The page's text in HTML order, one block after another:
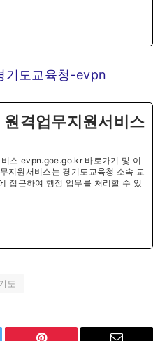
도교육청-evpn
격업무지원서비스
스 evpn.goe.go.kr 바로가기 및 이
지원서비스는 경기도교육청 소속 교
접근하여 행정 업무를 처리할 수 있
도